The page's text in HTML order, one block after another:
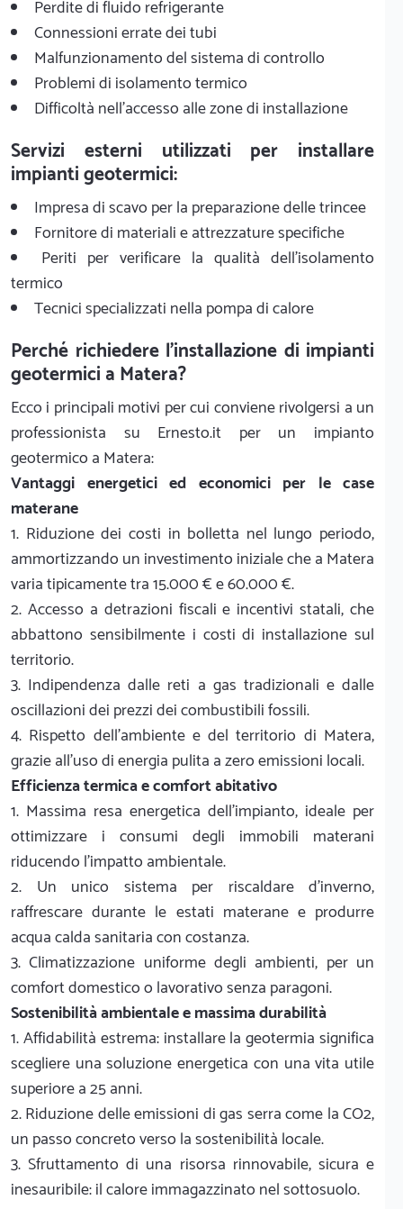
Perdite di fluido refrigerante
Connessioni errate dei tubi
Malfunzionamento del sistema di controllo
Problemi di isolamento termico
Difficoltà nell'accesso alle zone di installazione
Servizi esterni utilizzati per installare
impianti geotermici:
Impresa di scavo per la preparazione delle trincee
Fornitore di materiali e attrezzature specifiche
Periti per verificare la qualità dell'isolamento
termico
Tecnici specializzati nella pompa di calore
Perché richiedere l'installazione di impianti
geotermici a Matera?
Ecco i principali motivi per cui conviene rivolgersi a un
professionista su Ernesto.it per un impianto
geotermico a Matera:
Vantaggi energetici ed economici per le case
materane
1. Riduzione dei costi in bolletta nel lungo periodo,
ammortizzando un investimento iniziale che a Matera
varia tipicamente tra 15.000 € e 60.000 €.
2. Accesso a detrazioni fiscali e incentivi statali, che
abbattono sensibilmente i costi di installazione sul
territorio.
3. Indipendenza dalle reti a gas tradizionali e dalle
oscillazioni dei prezzi dei combustibili fossili.
4. Rispetto dell'ambiente e del territorio di Matera,
grazie all'uso di energia pulita a zero emissioni locali.
Efficienza termica e comfort abitativo
1. Massima resa energetica dell'impianto, ideale per
ottimizzare i consumi degli immobili materani
riducendo l'impatto ambientale.
2. Un unico sistema per riscaldare d'inverno,
raffrescare durante le estati materane e produrre
acqua calda sanitaria con costanza.
3. Climatizzazione uniforme degli ambienti, per un
comfort domestico o lavorativo senza paragoni.
Sostenibilità ambientale e massima durabilità
1. Affidabilità estrema: installare la geotermia significa
scegliere una soluzione energetica con una vita utile
superiore a 25 anni.
2. Riduzione delle emissioni di gas serra come la CO2,
un passo concreto verso la sostenibilità locale.
3. Sfruttamento di una risorsa rinnovabile, sicura e
inesauribile: il calore immagazzinato nel sottosuolo.